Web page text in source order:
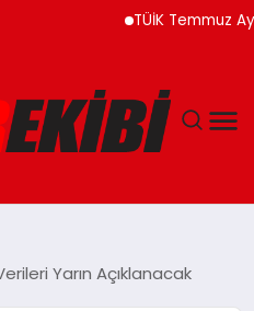
TÜİK Temmuz
Yarın Açıklanacak